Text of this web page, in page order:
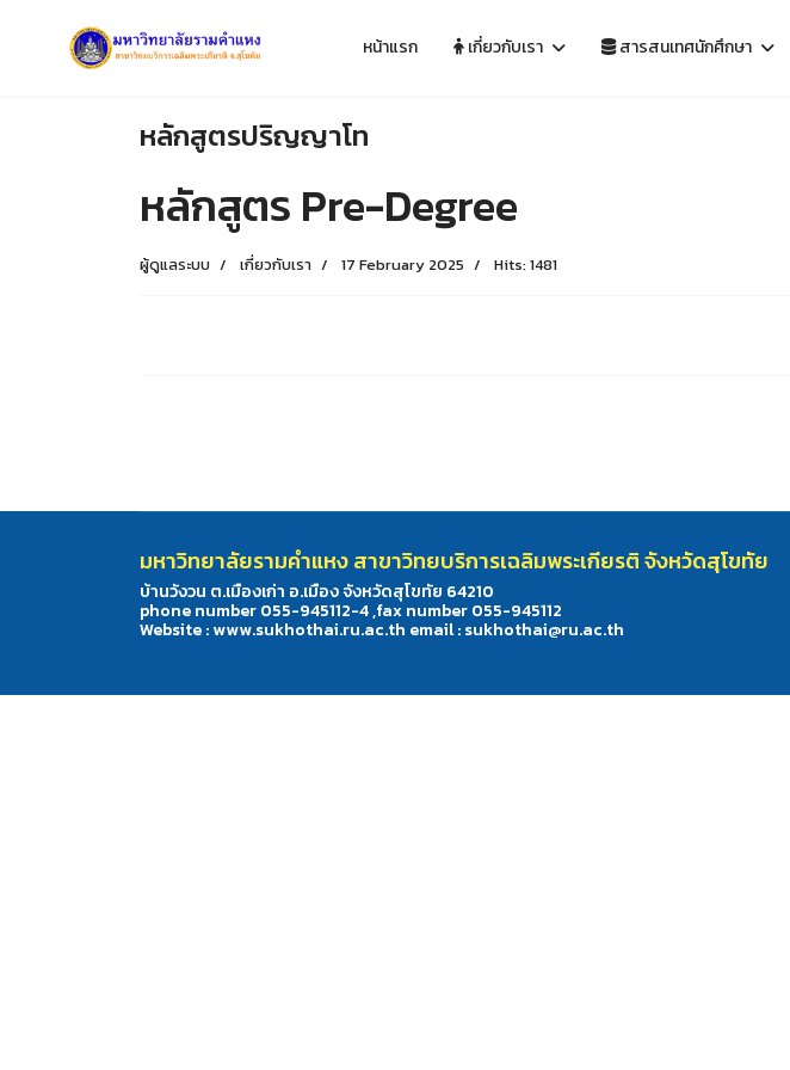
หน้าแรก เกี่ยวกับเรา สารสนเทศนักศึกษา
หลักสูตรปริญญาโท
หลักสูตร Pre-Degree
ผู้ดูแลระบบ เกี่ยวกับเรา 17 February 2025 Hits: 1481
มหาวิทยาลัยรามคำแหง สาขาวิทยบริการเฉลิมพระเกียรติ จังหวัดสุโขทัย
บ้านวังวน ต.เมืองเก่า อ.เมือง จังหวัดสุโขทัย 64210
phone number 055-945112-4 ,fax number 055-945112
Website : www.sukhothai.ru.ac.th email : sukhothai@ru.ac.th